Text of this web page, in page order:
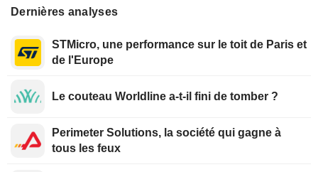
Dernières analyses
STMicro, une performance sur le toit de Paris et
de l'Europe
Le couteau Worldline a-t-il fini de tomber ?
Perimeter Solutions, la société qui gagne à
tous les feux